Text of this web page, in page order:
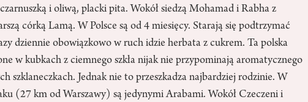
i oliwą, placki pita. Wokół siedzą Mohamad i Rabha z
córką Lamą. W Polsce są od 4 miesięcy. Starają się podtrzymać
dziennie obowiązkowo w ruch idzie herbata z cukrem. Ta polska
w kubkach z ciemnego szkła nijak nie przypominają aromatycznego
szklaneczkach. Jednak nie to przeszkadza najbardziej rodzinie. W
(27 km od Warszawy) są jedynymi Arabami. Wokół Czeczeni i